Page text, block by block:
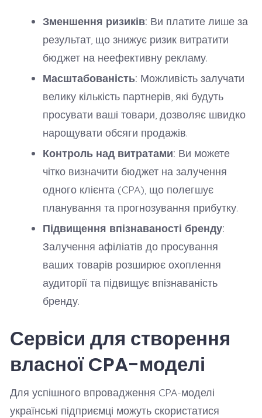
Зменшення ризиків: Ви платите лише за
результат, що знижує ризик витратити
бюджет на неефективну рекламу.
Масштабованість: Можливість залучати
велику кількість партнерів, які будуть
просувати ваші товари, дозволяє швидко
нарощувати обсяги продажів.
Контроль над витратами: Ви можете
чітко визначити бюджет на залучення
одного клієнта (CPA), що полегшує
планування та прогнозування прибутку.
Підвищення впізнаваності бренду:
Залучення афіліатів до просування
ваших товарів розширює охоплення
аудиторії та підвищує впізнаваність
бренду.
Сервіси для створення
власної CPA-моделі
Для успішного впровадження CPA-моделі
українські підприємці можуть скористатися